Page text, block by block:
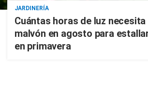
JARDINERÍA
Cuántas horas de luz
malvón en agosto para
en primavera